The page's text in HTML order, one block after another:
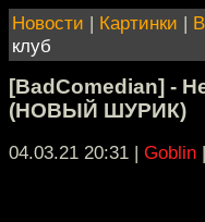
Новости | Картинки |
клуб
[BadComedian] -
(НОВЫЙ ШУРИК)
04.03.21 20:31 | Goblin |